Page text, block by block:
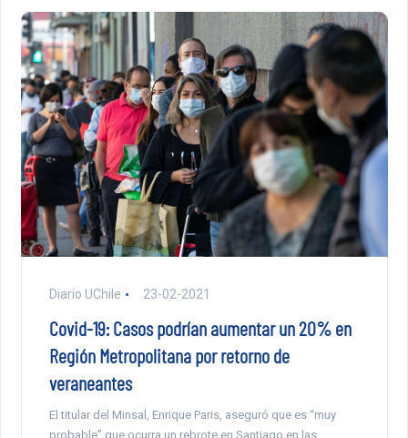
Diario UChile 23-02-2021
Covid-19: Casos podrían aumentar un 20% en
Región Metropolitana por retorno de
veraneantes
El titular del Minsal, Enrique Paris, aseguró que es “muy
probable” que ocurra un rebrote en Santiago en las